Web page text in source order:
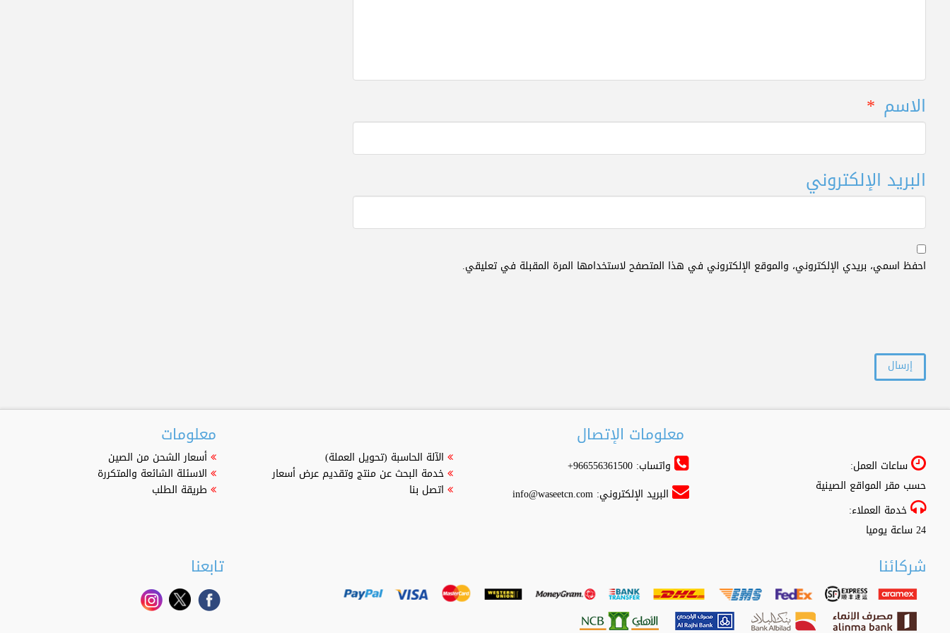
الاسم *
البريد الإلكتروني
احفظ اسمي، بريدي الإلكتروني، والموقع الإلكتروني في هذا المتصفح لاستخدامها المرة المقبلة في تعليقي.
معلومات
أسعار الشحن من الصين
الاسئلة الشائعة والمتكررة
طريقة الطلب
الآلة الحاسبة (تحويل العملة)
خدمة البحث عن منتج وتقديم عرض أسعار
اتصل بنا
معلومات الإتصال
واتساب: 966556361500+
البريد الإلكتروني: info@waseetcn.com
ساعات العمل:
حسب مقر المواقع الصينية
خدمة العملاء:
24 ساعة يوميا
تابعنا شركائنا